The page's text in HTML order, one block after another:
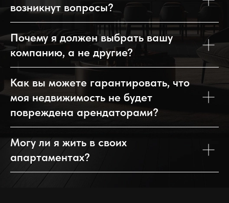
возникнут вопросы?
Почему я должен выбрать вашу
компанию, а не другие?
Как вы можете гарантировать, что
моя недвижимость не будет
повреждена арендаторами?
Могу ли я жить в своих
апартаментах?